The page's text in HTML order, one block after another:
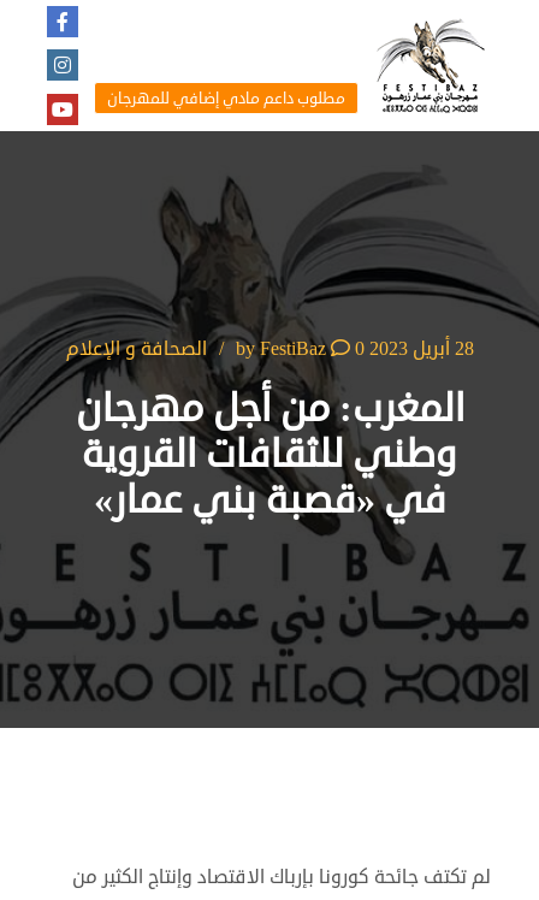
مطلوب داعم مادي إضافي للمهرجان
28 أبريل 2023 by
FestiBaz 0 الصحافة و الإعلام
المغرب: من أجل مهرجان
وطني للثقافات القروية
في «قصبة بني عمار»
لم تكتف جائحة كورونا بإرباك الاقتصاد وإنتاج الكثير من